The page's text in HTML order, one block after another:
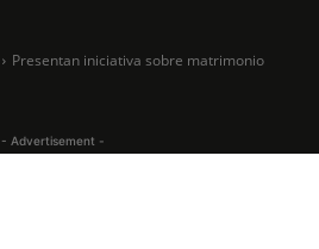
Presentan iniciativa sobre matrimonio
- Advertisement -